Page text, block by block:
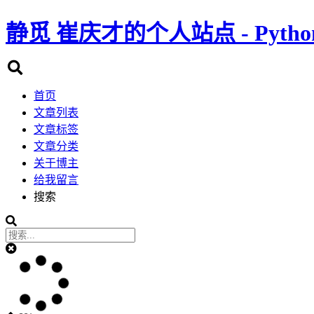
静觅 崔庆才的个人站点 -
首页
文章列表
文章标签
文章分类
关于博主
给我留言
搜索